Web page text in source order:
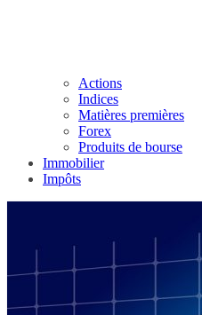
Actions
Indices
Matières premières
Forex
Produits de bourse
Immobilier
Impôts